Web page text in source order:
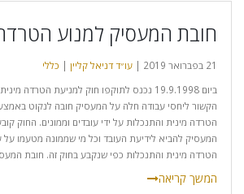
חובת המעסיק למנוע
21 בפברואר 2019 | עו״ד דניאל קליין | כללי
ביום 19.9.1998 נכנס לתוקפו חוק למניעת הטרדה
הקשור ליחסי עבודה חלה על המעסיק חובה לנקוט
הטרדה מינית והתנכלות על ידי עובדים וממונים. החוק
המעסיק להביא לידיעת העובד וכל מי שממונה מטעמו על
הטרדה מינית והתנכלות כפי שנקבע בחוק זה. חובת